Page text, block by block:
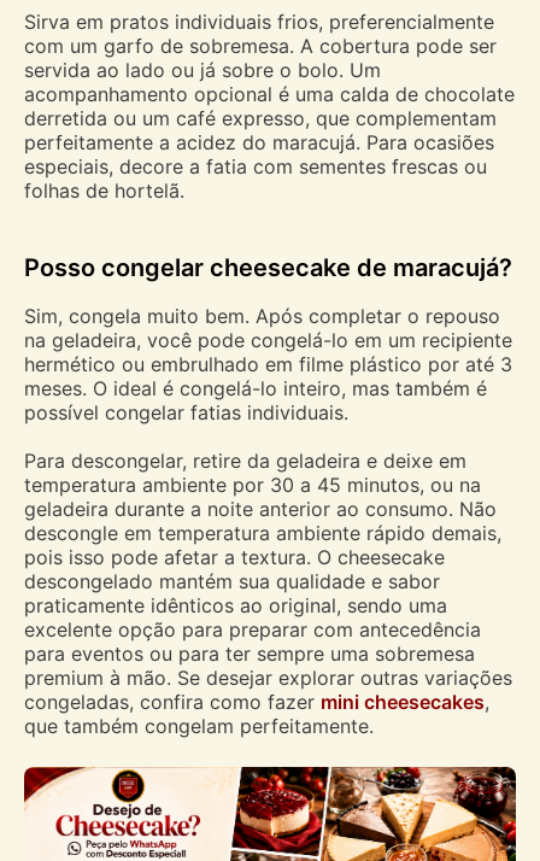
Sirva em pratos individuais frios, preferencialmente
com um garfo de sobremesa. A cobertura pode ser
servida ao lado ou já sobre o bolo. Um
acompanhamento opcional é uma calda de chocolate
derretida ou um café expresso, que complementam
perfeitamente a acidez do maracujá. Para ocasiões
especiais, decore a fatia com sementes frescas ou
folhas de hortelã.
Posso congelar cheesecake de maracujá?
Sim, congela muito bem. Após completar o repouso
na geladeira, você pode congelá-lo em um recipiente
hermético ou embrulhado em filme plástico por até 3
meses. O ideal é congelá-lo inteiro, mas também é
possível congelar fatias individuais.
Para descongelar, retire da geladeira e deixe em
temperatura ambiente por 30 a 45 minutos, ou na
geladeira durante a noite anterior ao consumo. Não
descongle em temperatura ambiente rápido demais,
pois isso pode afetar a textura. O cheesecake
descongelado mantém sua qualidade e sabor
praticamente idênticos ao original, sendo uma
excelente opção para preparar com antecedência
para eventos ou para ter sempre uma sobremesa
premium à mão. Se desejar explorar outras variações
congeladas, confira como fazer mini cheesecakes,
que também congelam perfeitamente.